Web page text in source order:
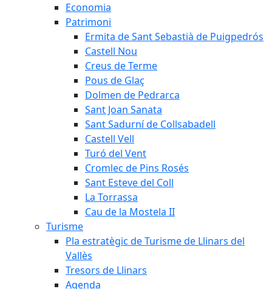
Economia
Patrimoni
Ermita de Sant Sebastià de Puigpedrós
Castell Nou
Creus de Terme
Pous de Glaç
Dolmen de Pedrarca
Sant Joan Sanata
Sant Sadurní de Collsabadell
Castell Vell
Turó del Vent
Cromlec de Pins Rosés
Sant Esteve del Coll
La Torrassa
Cau de la Mostela II
Turisme
Pla estratègic de Turisme de Llinars del
Vallès
Tresors de Llinars
Agenda